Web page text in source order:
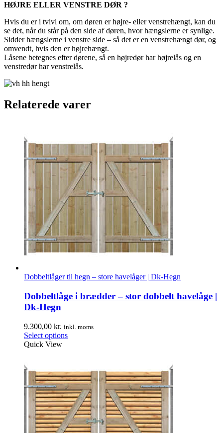
HØJRE ELLER VENSTRE DØR ?
Hvis du er i tvivl om, om døren er højre- eller venstrehængt, kan du
se det, når du står på den side af døren, hvor hængslerne er synlige.
Sidder hængslerne i venstre side – så det er en venstrehængt dør, og
omvendt, hvis den er højrehængt.
Låsene betegnes efter dørene, så en højredør har højrelås og en
venstredør har venstrelås.
Relaterede varer
Dobbeltlåger til hegn – store havelåger | Dk-Hegn
Dobbeltlåge i brædder – stor dobbelt havelåge |
Dk-Hegn
9.300,00 kr. inkl. moms
Select options
Quick View